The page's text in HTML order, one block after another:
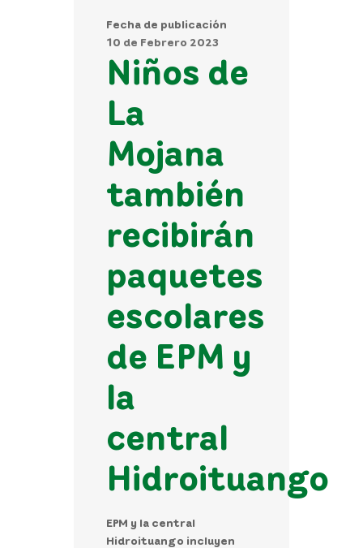
Fecha de publicación
10 de Febrero 2023
Niños de
La
Mojana
también
recibirán
paquetes
escolares
de EPM y
la
central
Hidroituango
EPM y la central
Hidroituango incluyen